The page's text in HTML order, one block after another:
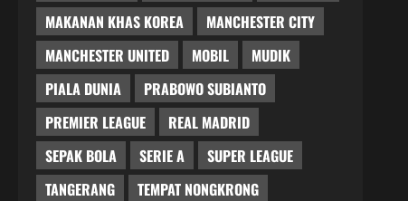
MAKANAN KHAS KOREA
MANCHESTER CITY
MANCHESTER UNITED
MOBIL
MUDIK
PIALA DUNIA
PRABOWO SUBIANTO
PREMIER LEAGUE
REAL MADRID
SEPAK BOLA
SERIE A
SUPER LEAGUE
TANGERANG
TEMPAT NONGKRONG